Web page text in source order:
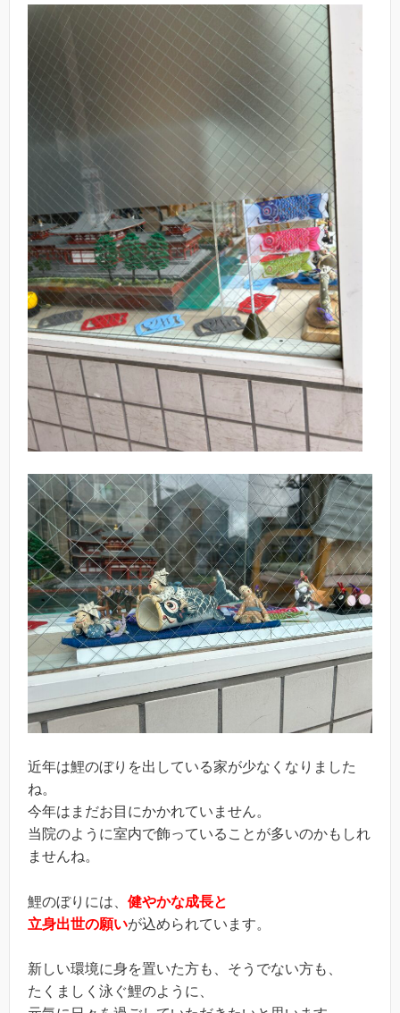
近年は鯉のぼりを出している家が少なくなりました
ね。
今年はまだお目にかかれていません。
当院のように室内で飾っていることが多いのかもしれ
ませんね。
鯉のぼりには、 健やかな成長と
立身出世の願いが込められています。
新しい環境に身を置いた方も、そうでない方も、
たくましく泳ぐ鯉のように、